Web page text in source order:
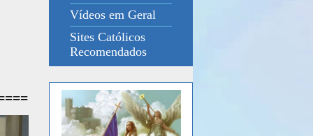
Vídeos em Geral
Sites Católicos
Recomendados